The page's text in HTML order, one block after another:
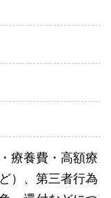
療養費・高額療
）、第三者行為